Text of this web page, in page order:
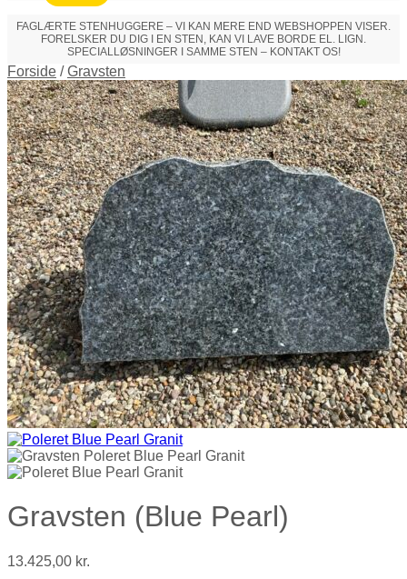
FAGLÆRTE STENHUGGERE – VI KAN MERE END WEBSHOPPEN VISER.
FORELSKER DU DIG I EN STEN, KAN VI LAVE BORDE EL. LIGN.
SPECIALLØSNINGER I SAMME STEN – KONTAKT OS!
Forside / Gravsten
Gravsten (Blue Pearl)
13.425,00 kr.